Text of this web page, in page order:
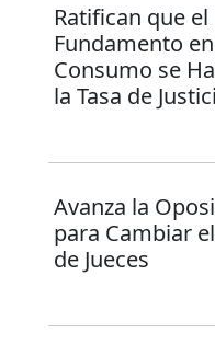
Ratifican que
Fundamento
Consumo se
la Tasa de
Avanza la
para Cambiar
de Jueces